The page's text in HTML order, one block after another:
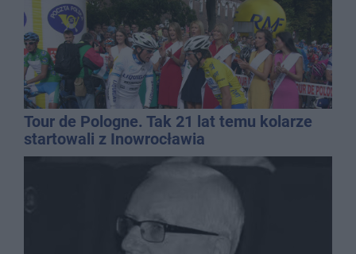
Tour de Pologne. Tak 21 lat temu kolarze
startowali z Inowrocławia